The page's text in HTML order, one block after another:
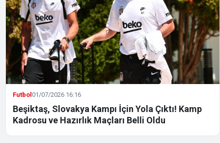
Futbol01/07/2026 16:16
Beşiktaş, Slovakya Kampı İçin Yola Çıktı! Kamp
Kadrosu ve Hazırlık Maçları Belli Oldu